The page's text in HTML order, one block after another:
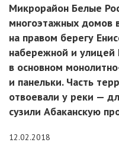
Микрорайон Белые
многоэтажных домов
на правом берегу
набережной и улицей
в основном
и панельки. Часть
отвоевали у реки —
сузили Абаканскую
12.02.2018